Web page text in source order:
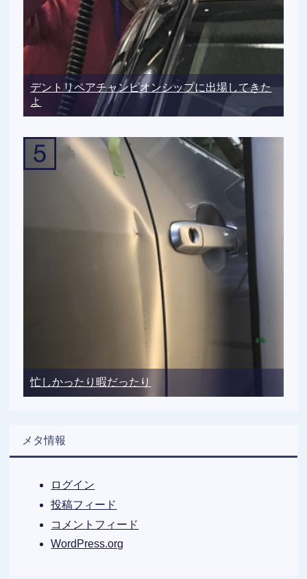
デントリペアチャンピオンシップに出場してきた
よ
忙しかったり暇だったり
メタ情報
ログイン
投稿フィード
コメントフィード
WordPress.org